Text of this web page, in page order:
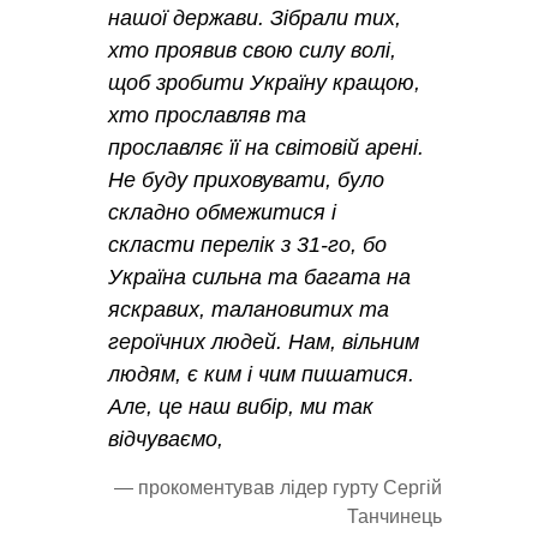
нашої держави. Зібрали тих,
хто проявив свою силу волі,
щоб зробити Україну кращою,
хто прославляв та
прославляє її на світовій арені.
Не буду приховувати, було
складно обмежитися і
скласти перелік з 31-го, бо
Україна сильна та багата на
яскравих, талановитих та
героїчних людей. Нам, вільним
людям, є ким і чим пишатися.
Але, це наш вибір, ми так
відчуваємо,
— прокоментував лідер гурту Сергій
Танчинець